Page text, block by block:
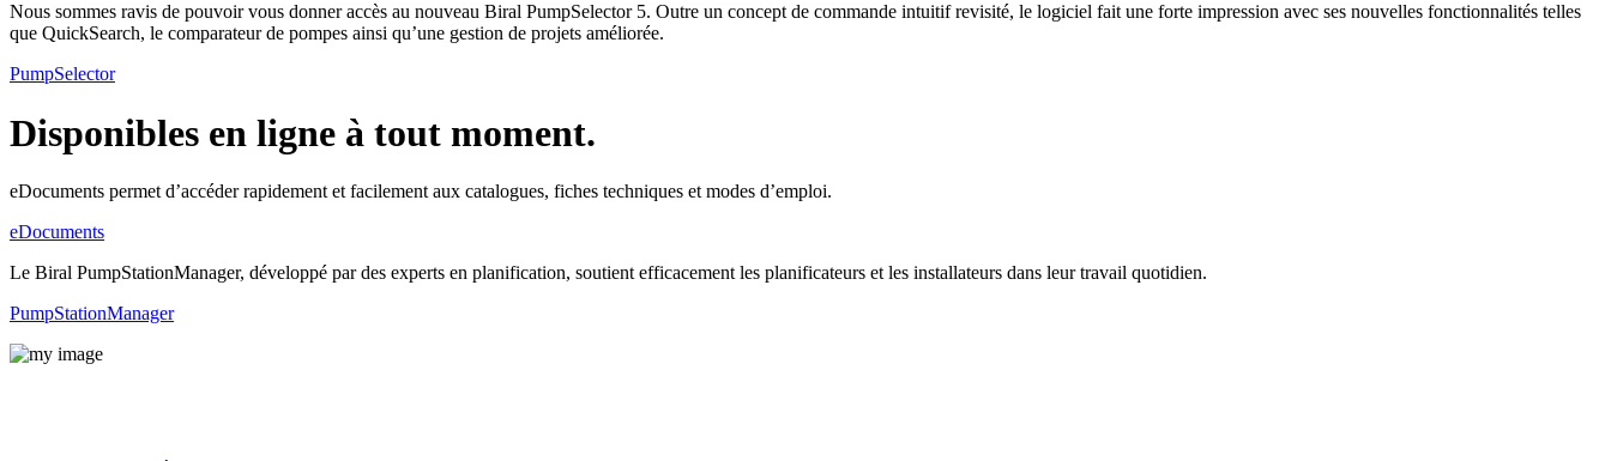
Nous sommes ravis de pouvoir vous donner accès au nouveau Biral PumpSelector 5. Outre un concept de commande intuitif revisité, le logiciel fait une forte impression avec ses nouvelles fonctionnalités telles
que QuickSearch, le comparateur de pompes ainsi qu’une gestion de projets améliorée.
PumpSelector
Disponibles en ligne à tout moment.
eDocuments permet d’accéder rapidement et facilement aux catalogues, fiches techniques et modes d’emploi.
eDocuments
Le Biral PumpStationManager, développé par des experts en planification, soutient efficacement les planificateurs et les installateurs dans leur travail quotidien.
PumpStationManager